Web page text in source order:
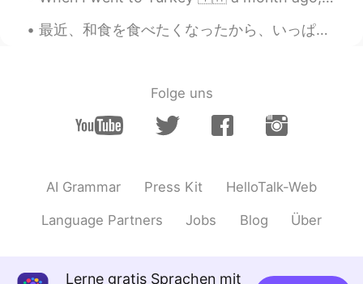
最近、和食を食べたくなったから、いっぱい食べました。昨日、私の人生では初めて本物お好み焼きを食べました。すごく大きなサイゼで、めちゃ美味しかった！ちょっとびっくりした。梅酒も初めて飲んだ！🥃🥃 ...
Folge uns
AI Grammar Press Kit HelloTalk-Web
Language Partners Jobs Blog Über
Lerne gratis Sprachen mit